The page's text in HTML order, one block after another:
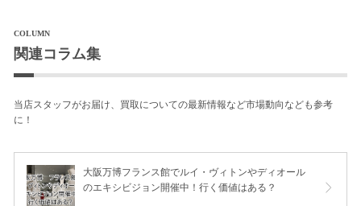
COLUMN
関連コラム集
当店スタッフがお届け、買取についての最新情報など市場動向なども参考
に！
大阪万博フランス館でルイ・ヴィトンやディオール
のエキシビジョン開催中！行く価値はある？